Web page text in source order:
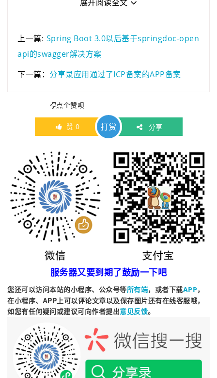
苹果App Store Connect也要求提供中国大陆ICP
备案号，只需按照下面的步骤做，等通过备案后把
国内比较常用的云服务商有阿里云和腾讯云，这里
以腾讯云为例介绍如何进行APP备案，主要流程
是：验证备案域名->填写备案资料->云服务商审核-
>短信核验->管局审核->通过审核完成备案。
准备资料：
2.云服务器或备案授权码
3.打印并填写《互联网信息服务备案承诺书(个人)》
或《互联网信息服务备案承诺书(单位)》，需签名
+手印或签名+盖章
4.身份证原件，备案要拍照，不能用照片，如果是
企业还要准备营业执照等
5.APP图标
展开阅读全文
上一篇: Spring Boot 3.0以后基于springdoc-open
api的swagger解决方案
下一篇： 分享录应用通过了ICP备案的APP备案
点个赞呗
赞 0 打赏 分享
服务器又要到期了鼓励一下吧
您还可以访问本站的小程序、公众号等所有端，或者下载APP，
在小程序、APP上可以评论文章以及保存图片还有在线客服哦，
如您有任何疑问或建议可向作者提出意见反馈。